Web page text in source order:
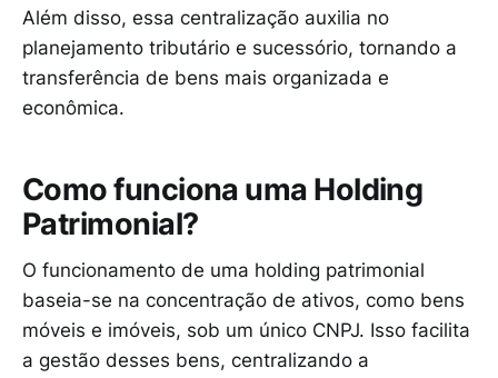
Além disso, essa centralização auxilia no
planejamento tributário e sucessório, tornando a
transferência de bens mais organizada e
econômica.
Como funciona uma Holding
Patrimonial?
O funcionamento de uma holding patrimonial
baseia-se na concentração de ativos, como bens
móveis e imóveis, sob um único CNPJ. Isso facilita
a gestão desses bens, centralizando a